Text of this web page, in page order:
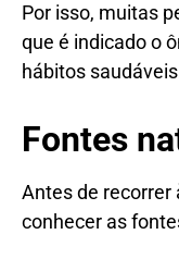
Por isso, muitas
que é indicado o
hábitos
Fontes
Antes de recorrer
conhecer as